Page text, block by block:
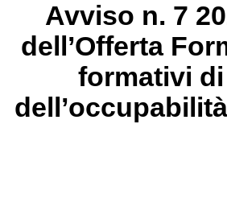
Avviso n. 7
dell’Offerta
formativi